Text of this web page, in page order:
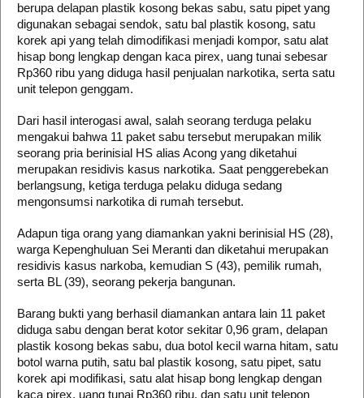
berupa delapan plastik kosong bekas sabu, satu pipet yang
digunakan sebagai sendok, satu bal plastik kosong, satu
korek api yang telah dimodifikasi menjadi kompor, satu alat
hisap bong lengkap dengan kaca pirex, uang tunai sebesar
Rp360 ribu yang diduga hasil penjualan narkotika, serta satu
unit telepon genggam.
Dari hasil interogasi awal, salah seorang terduga pelaku
mengakui bahwa 11 paket sabu tersebut merupakan milik
seorang pria berinisial HS alias Acong yang diketahui
merupakan residivis kasus narkotika. Saat penggerebekan
berlangsung, ketiga terduga pelaku diduga sedang
mengonsumsi narkotika di rumah tersebut.
Adapun tiga orang yang diamankan yakni berinisial HS (28),
warga Kepenghuluan Sei Meranti dan diketahui merupakan
residivis kasus narkoba, kemudian S (43), pemilik rumah,
serta BL (39), seorang pekerja bangunan.
Barang bukti yang berhasil diamankan antara lain 11 paket
diduga sabu dengan berat kotor sekitar 0,96 gram, delapan
plastik kosong bekas sabu, dua botol kecil warna hitam, satu
botol warna putih, satu bal plastik kosong, satu pipet, satu
korek api modifikasi, satu alat hisap bong lengkap dengan
kaca pirex, uang tunai Rp360 ribu, dan satu unit telepon